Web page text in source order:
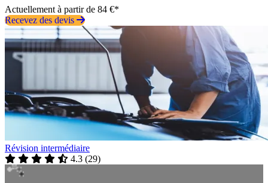
Actuellement à partir de 84 €*
Recevez des devis
Révision intermédiaire
4.3 (29)